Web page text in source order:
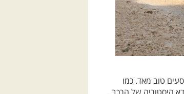
טרופרים שעברו 600 אלף ק"מ ונוסעים טוב מאד. כמו
כן חשוב לוודא מתי